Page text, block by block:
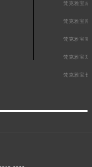
梵克雅宝成
梵克雅宝南
梵克雅宝重
梵克雅宝郑
梵克雅宝长